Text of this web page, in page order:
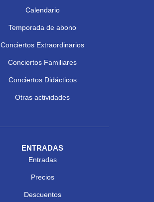
Calendario
Temporada de abono
Conciertos Extraordinarios
Conciertos Familiares
Conciertos Didácticos
Otras actividades
ENTRADAS
Entradas
Precios
Descuentos